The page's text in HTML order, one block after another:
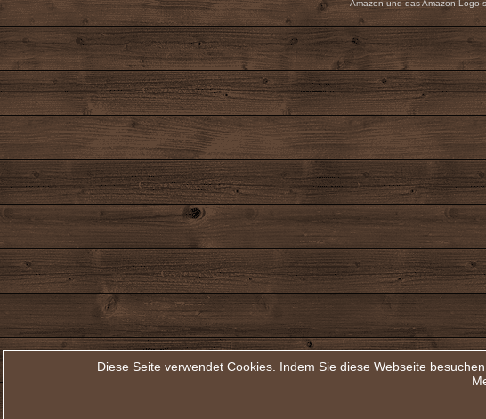
Amazon und das Amazon-Logo
Diese Seite verwendet Cookies. Indem Sie diese Webseite